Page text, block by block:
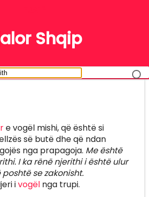
Shqip
e vogël mishi, që është si
së butë dhe që ndan
nga prapagoja. Me është
I ka rënë njerithi i është ulur
se zakonisht.
ivogëlnga trupi.